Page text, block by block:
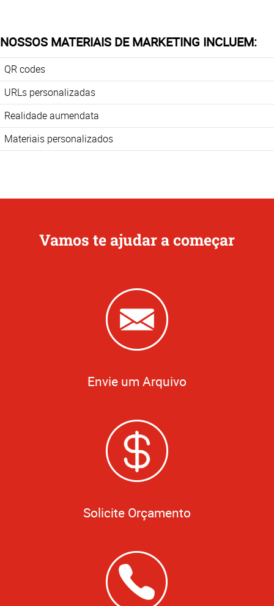
NOSSOS MATERIAIS DE MARKETING INCLUEM:
QR codes
URLs personalizadas
Realidade aumendata
Materiais personalizados
Vamos te ajudar a começar
Envie um Arquivo
Solicite Orçamento